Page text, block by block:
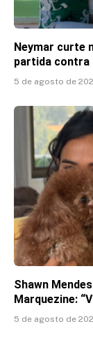
Neymar curte
partida contra
5 de agosto de
Shawn
Marquezine:
5 de agosto de